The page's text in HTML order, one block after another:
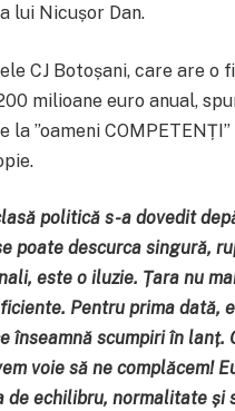
lui Nicușor Dan.
CJ Botoșani, care are o
milioane euro anual,
la ”oameni
politică s-a dovedit
poate descurca singură,
este o iluzie. Țara nu
Pentru prima dată,
înseamnă scumpiri în lanț.
voie să ne complăcem!
de echilibru, normalitate și